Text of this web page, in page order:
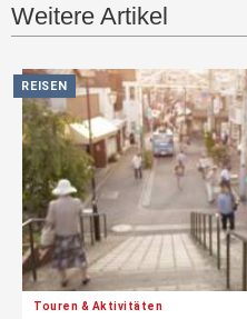
Weitere Artikel
REISEN
Touren & Aktivitäten